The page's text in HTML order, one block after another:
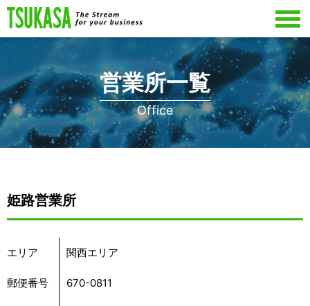
営業所一覧
Office
姫路営業所
エリア 関西エリア
郵便番号 670-0811